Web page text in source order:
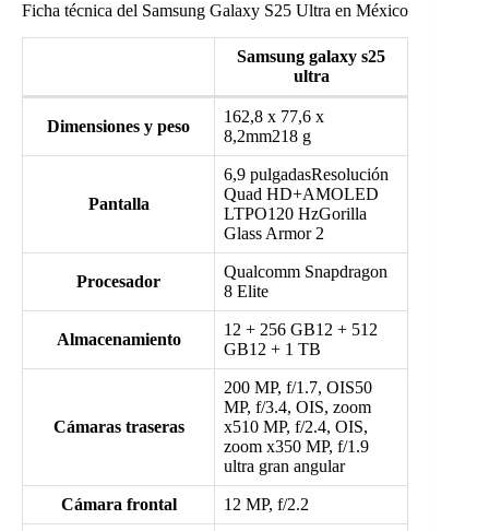
Ficha técnica del Samsung Galaxy S25 Ultra en México
Samsung galaxy s25
ultra
Dimensiones y peso
162,8 x 77,6 x
8,2mm218 g
Pantalla
6,9 pulgadasResolución
Quad HD+AMOLED
LTPO120 HzGorilla
Glass Armor 2
Procesador
Qualcomm Snapdragon
8 Elite
Almacenamiento
12 + 256 GB12 + 512
GB12 + 1 TB
Cámaras traseras
200 MP, f/1.7, OIS50
MP, f/3.4, OIS, zoom
x510 MP, f/2.4, OIS,
zoom x350 MP, f/1.9
ultra gran angular
Cámara frontal 12 MP, f/2.2